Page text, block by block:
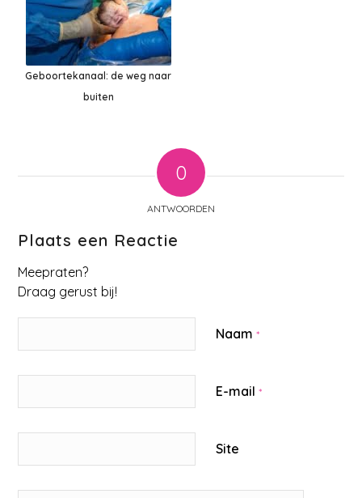
Geboortekanaal: de weg naar
buiten
0
ANTWOORDEN
Plaats een Reactie
Meepraten?
Draag gerust bij!
Naam*
E-mail*
Site